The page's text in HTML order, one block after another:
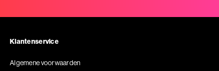
Klantenservice
Algemene voorwaarden